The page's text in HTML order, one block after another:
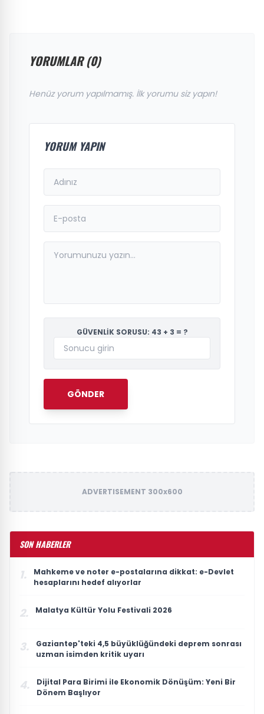
YORUMLAR (0)
Henüz yorum yapılmamış. İlk yorumu siz yapın!
YORUM YAPIN
GÜVENLİK SORUSU: 43 + 3 = ?
GÖNDER
ADVERTISEMENT 300x600
SON HABERLER
1.
Mahkeme ve noter e-postalarına dikkat: e-Devlet
hesaplarını hedef alıyorlar
2. Malatya Kültür Yolu Festivali 2026
3.
Gaziantep'teki 4,5 büyüklüğündeki deprem sonrası
uzman isimden kritik uyarı
4.
Dijital Para Birimi ile Ekonomik Dönüşüm: Yeni Bir
Dönem Başlıyor